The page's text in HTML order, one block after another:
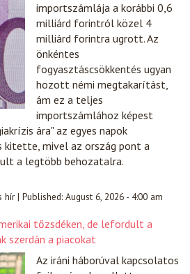
importszámlája a korábbi 0,6
milliárd forintról közel 4
milliárd forintra ugrott. Az
önkéntes
fogyasztáscsökkentés ugyan
hozott némi megtakarítást,
ám ez a teljes
importszámlához képest
ára" az egyes napok
kitette, mivel az ország pont a
a legtöbb behozatalra.
hír|Published:August 6, 2026 - 4:00 am
tőzsdéken, de lefordult a
szerdán a piacokat
Az iráni háborúval kapcsolatos